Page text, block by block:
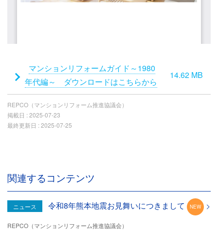
フ
ァ
イ
マンションリフォームガイド～1980
年代編～ ダウンロードはこちらから
14.62 MB
REPCO（マンションリフォーム推進協議会）
掲載日 :2025-07-23
最終更新日 :2025-07-25
関連するコンテンツ
ニュース 令和8年熊本地震お見舞いにつきまして
REPCO（マンションリフォーム推進協議会）